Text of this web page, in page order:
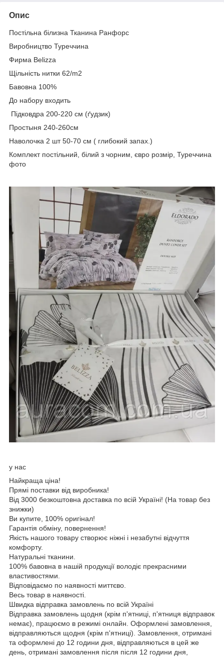
Опис
Постільна білизна Тканина Ранфорс
Виробництво Туреччина
Фирма Belizza
Щільність нитки 62/m2
Бавовна 100%
До набору входить
Підковдра 200-220 см (ґудзик)
Простыня 240-260см
Наволочка 2 шт 50-70 см ( глибокий запах.)
Комплект постільний, білий з чорним, євро розмір, Туреччина
фото
у нас
Найкраща ціна!
Прямі поставки від виробника!
Від 3000 безкоштовна доставка по всій Україні! (На товар без
знижки)
Ви купите, 100% оригінал!
Гарантія обміну, повернення!
Якість нашого товару створює ніжні і незабутні відчуття
комфорту.
Натуральні тканини.
100% бавовна в нашій продукції володіє прекрасними
властивостями.
Відповідаємо по наявності миттєво.
Весь товар в наявності.
Швидка відправка замовлень по всій Україні
Відправка замовлень щодня (крім п'ятниці, п'ятниця відправок
немає), працюємо в режимі онлайн. Оформлені замовлення,
відправляються щодня (крім п'ятниці). Замовлення, отримані
та оформлені до 12 години дня, відправляються в цей же
день, отримані замовлення після після 12 години дня,